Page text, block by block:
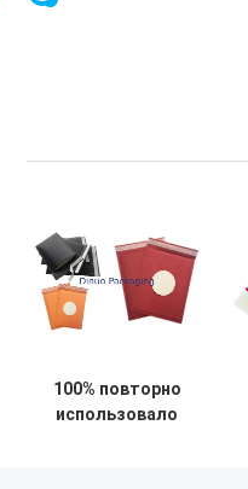
100% повторно
использовало